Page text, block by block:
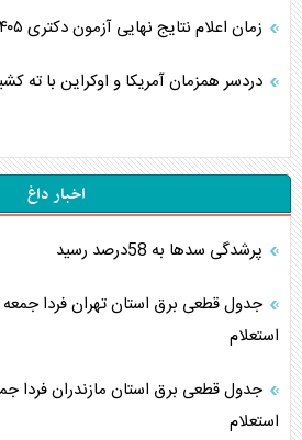
زمان اعلام نتایج نهایی آزمون دکتری ۱۴۰۵
دردسر همزمان آمریکا و اوکراین با
اخبار داغ
پرشدگی سدها به 58درصد رسید
استعلام
استعلام